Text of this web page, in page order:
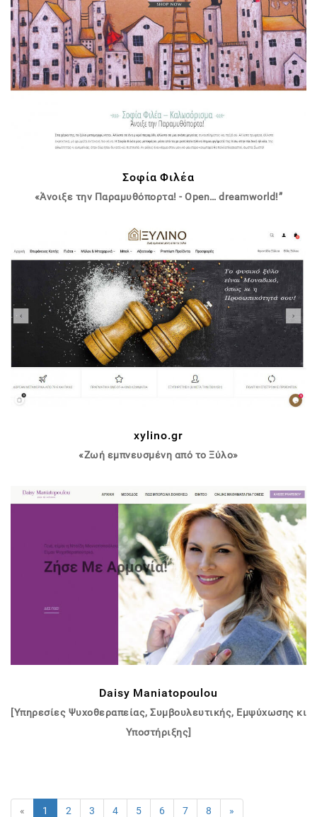
Σοφία Φιλέα
«Άνοιξε την Παραμυθόπορτα! - Open… dreamworld!”
xylino.gr
«Ζωή εμπνευσμένη από το Ξύλο»
Daisy Maniatopoulou
[Υπηρεσίες Ψυχοθεραπείας, Συμβουλευτικής, Εμψύχωσης κι
Υποστήριξης]
« 1 2 3 4 5 6 7 8 »